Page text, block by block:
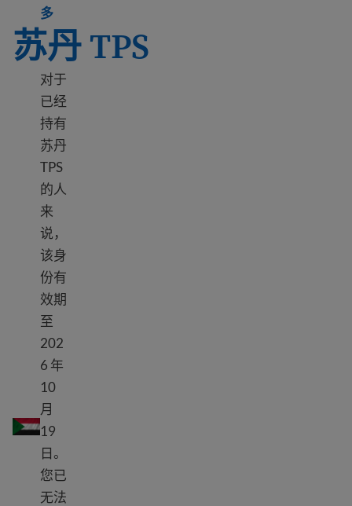
多Learn more about TPS South Sudan
苏丹 TPS
苏丹 TPS
对于
已经
持有
苏丹
TPS
的人
来
说，
该身
份有
效期
至
202
6 年
10
月
19
日。
您已
无法